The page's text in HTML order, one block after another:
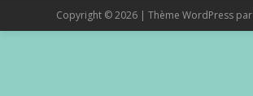
Copyright © 2026 | Thème WordPress par